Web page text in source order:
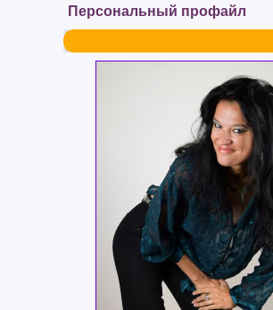
Персональный профайл